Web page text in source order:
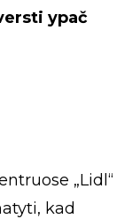
ypač
„Lidl“
kad